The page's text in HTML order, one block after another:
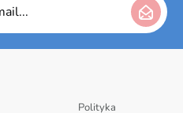
Polityka